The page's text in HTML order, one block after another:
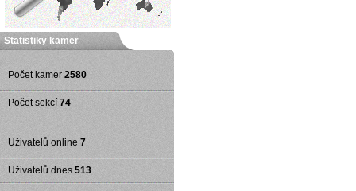
Statistiky kamer
Počet kamer 2580
Počet sekcí 74
Uživatelů online 7
Uživatelů dnes 513